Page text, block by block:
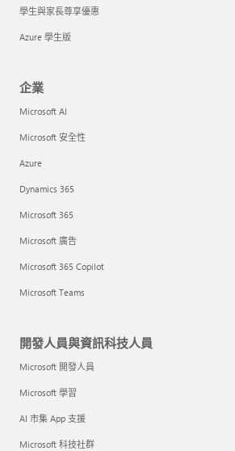
學生與家長尊享優惠
Azure 學生版
企業
Microsoft AI
Microsoft 安全性
Azure
Dynamics 365
Microsoft 365
Microsoft 廣告
Microsoft 365 Copilot
Microsoft Teams
開發人員與資訊科技人員
Microsoft 開發人員
Microsoft 學習
AI 市集 App 支援
Microsoft 科技社群